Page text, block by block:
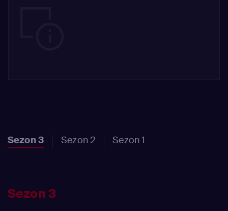
Sezon 3 Sezon 2 Sezon 1
Sezon 3